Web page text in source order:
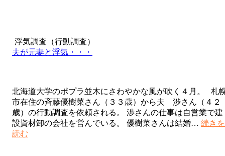
浮気調査（行動調査）
夫が元妻と浮気・・・
北海道大学のポプラ並木にさわやかな風が吹く４月。 札
市在住の斉藤優樹菜さん（３３歳）から夫 渉さん（４２
歳）の行動調査を依頼される。 渉さんの仕事は自営業で建
設資材卸の会社を営んでいる。 優樹菜さんは結婚… 続きを
読む